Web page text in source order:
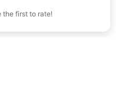
the first to rate!